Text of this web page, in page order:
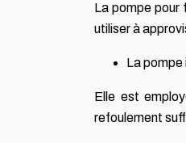
La pompe pour
utiliser à
La pompe
Elle est
refoulement